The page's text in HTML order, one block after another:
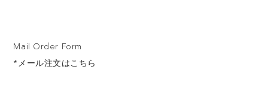
Mail Order Form
*メール注文はこちら